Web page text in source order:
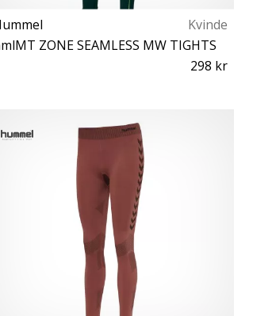
Kvinde
ZONE SEAMLESS MW TIGHTS
298 kr
XS S